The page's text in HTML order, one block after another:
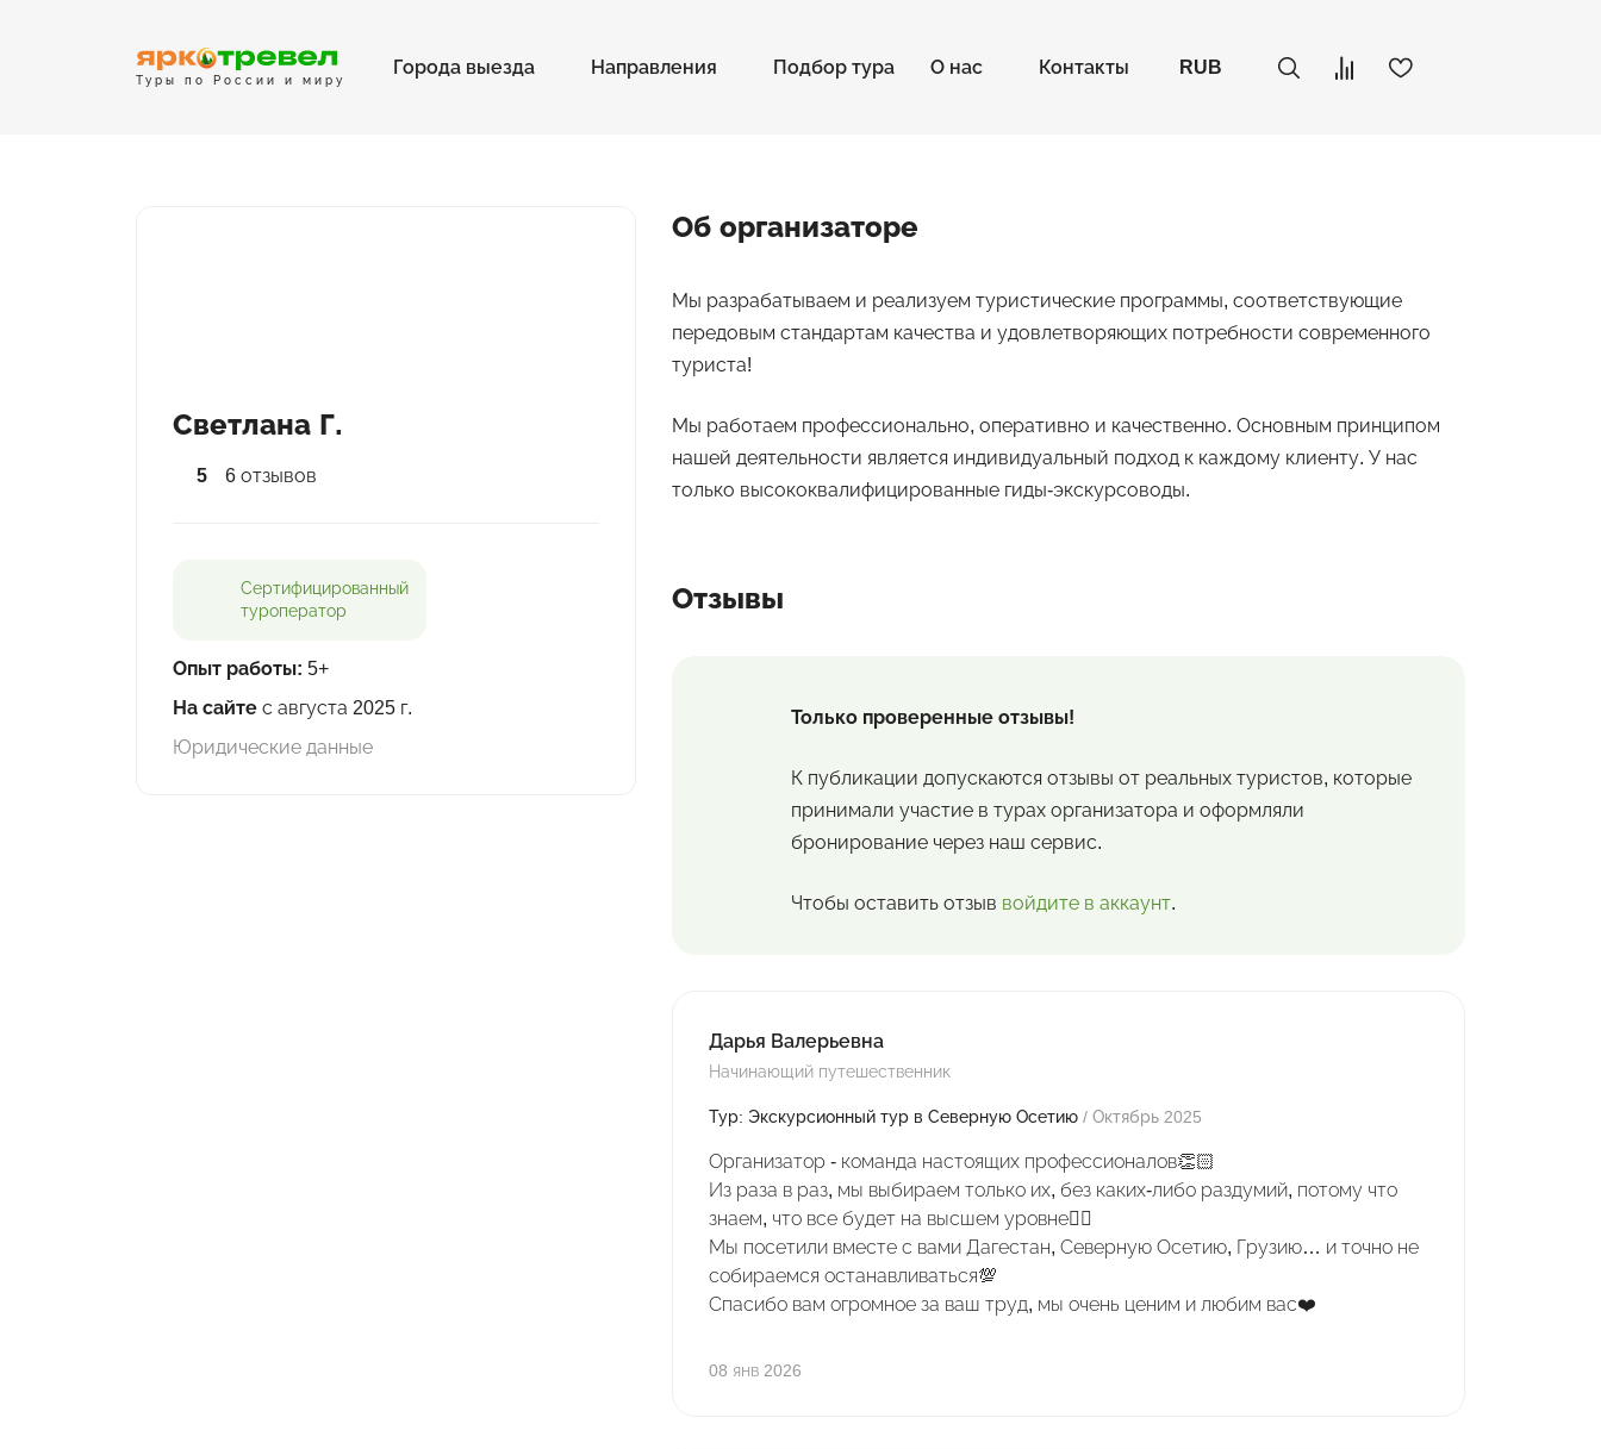
Туры по России и миру
Города выезда Направления Подбор тура О нас Контакты RUB
Светлана Г.
5 6 отзывов
Сертифицированный
туроператор
Опыт работы: 5+
На сайте с августа 2025 г.
Юридические данные
Об организаторе
Мы разрабатываем и реализуем туристические программы, соответствующие
передовым стандартам качества и удовлетворяющих потребности современного
туриста!
Мы работаем профессионально, оперативно и качественно. Основным принципом
нашей деятельности является индивидуальный подход к каждому клиенту. У нас
только высококвалифицированные гиды-экскурсоводы.
Отзывы
Только проверенные отзывы!
К публикации допускаются отзывы от реальных туристов, которые
принимали участие в турах организатора и оформляли
бронирование через наш сервис.
Чтобы оставить отзыв войдите в аккаунт.
Дарья Валерьевна
Начинающий путешественник
Тур: Экскурсионный тур в Северную Осетию / Октябрь 2025
Организатор - команда настоящих профессионалов👏🏻
Из раза в раз, мы выбираем только их, без каких-либо раздумий, потому что
знаем, что все будет на высшем уровне👍🏻
Мы посетили вместе с вами Дагестан, Северную Осетию, Грузию… и точно не
собираемся останавливаться💯
Спасибо вам огромное за ваш труд, мы очень ценим и любим вас❤️
08 янв 2026